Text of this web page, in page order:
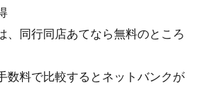
、同行同店あてなら無料のところ
数料で比較するとネットバンクが